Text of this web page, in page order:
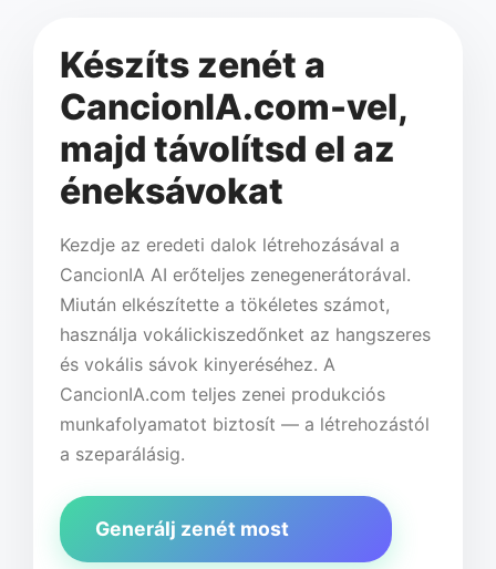
Készíts zenét a
CancionIA.com-vel,
majd távolítsd el az
éneksávokat
Kezdje az eredeti dalok létrehozásával a
CancionIA AI erőteljes zenegenerátorával.
Miután elkészítette a tökéletes számot,
használja vokálickiszedőnket az hangszeres
és vokális sávok kinyeréséhez. A
CancionIA.com teljes zenei produkciós
munkafolyamatot biztosít — a létrehozástól
a szeparálásig.
Generálj zenét most